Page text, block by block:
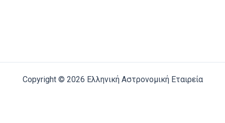
Copyright © 2026 Ελληνική Αστρονομική Εταιρεία